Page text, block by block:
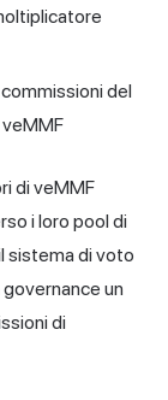
del
di veMMF
i loro pool di
sistema di voto
un
di